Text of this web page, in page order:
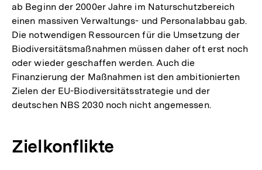
Auflösung
der
Fußnote
ab Beginn der 2000er Jahre im Naturschutzbereich
einen massiven Verwaltungs- und Personalabbau gab.
Die notwendigen Ressourcen für die Umsetzung der
Biodiversitätsmaßnahmen müssen daher oft erst noch
oder wieder geschaffen werden. Auch die
Finanzierung der Maßnahmen ist den ambitionierten
Zielen der EU-Biodiversitätsstrategie und der
deutschen NBS 2030 noch nicht angemessen.
Zielkonflikte